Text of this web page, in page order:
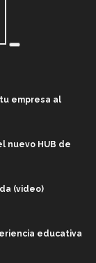
empresa al
nuevo HUB de
(video)
educativa